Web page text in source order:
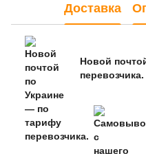
Доставка
Новой
перевозчика.